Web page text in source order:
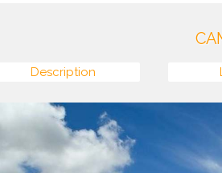
Description